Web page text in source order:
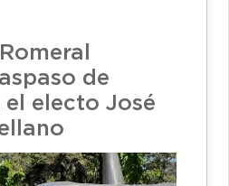
de
electo José